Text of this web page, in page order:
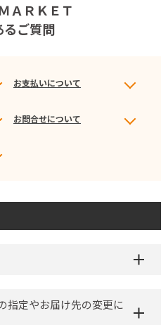
ＡＲＫＥＴ
るご質問
お支払いについて
お問合せについて
指定やお届け先の変更に